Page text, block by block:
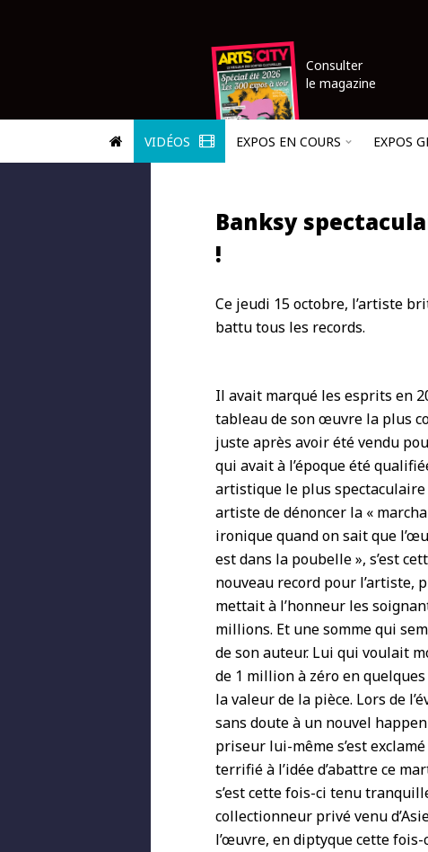
Consulter
le magazine
VIDÉOS EXPOS EN COURS EXPOS
Banksy
!
Ce jeudi 15 octobre, l’artiste
battu tous les records.
Il avait marqué les esprits en
tableau de son œuvre la plus
juste après avoir été vendu
qui avait à l’époque été
artistique le plus
artiste de dénoncer la «
ironique quand on sait que
est dans la poubelle », s’est
nouveau record pour l’artiste,
mettait à l’honneur les
millions. Et une somme qui
de son auteur. Lui qui voulait
de 1 million à zéro en
la valeur de la pièce. Lors de
sans doute à un nouvel
priseur lui-même s’est
terrifié à l’idée d’abattre ce
s’est cette fois-ci tenu
collectionneur privé venu
l’œuvre, en diptyque cette